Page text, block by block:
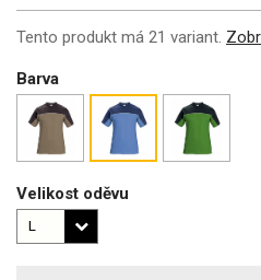
Tento produkt má 21 variant.
Barva
Velikost oděvu